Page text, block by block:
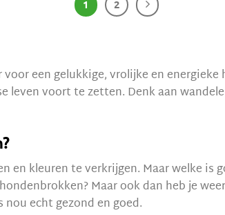
1 2
een gelukkige, vrolijke en
leven voort te zetten. Denk aan
en kleuren te verkrijgen. Maar welke is
Maar ook dan heb je
echt gezond en goed.